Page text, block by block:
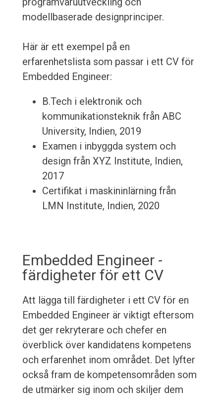
modellbaserade designprinciper.
Här är ett exempel på en
erfarenhetslista som passar i ett CV för
Embedded Engineer:
B.Tech i elektronik och
kommunikationsteknik från ABC
University, Indien, 2019
Examen i inbyggda system och
design från XYZ Institute, Indien,
2017
Certifikat i maskininlärning från
LMN Institute, Indien, 2020
Embedded Engineer -
färdigheter för ett CV
Att lägga till färdigheter i ett CV för en
Embedded Engineer är viktigt eftersom
det ger rekryterare och chefer en
överblick över kandidatens kompetens
och erfarenhet inom området. Det lyfter
också fram de kompetensområden som
de utmärker sig inom och skiljer dem